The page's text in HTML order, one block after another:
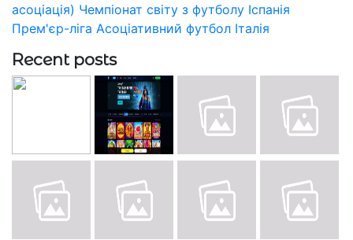
асоціація) Чемпіонат світу з футболу Іспанія
Прем'єр-ліга Асоціативний футбол Італія
Recent posts